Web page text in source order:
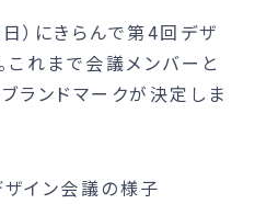
）にきらんで第4回デザ
これまで会議メンバーと
ランドマークが決定しま